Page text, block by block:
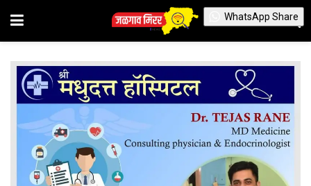
WhatsApp Share